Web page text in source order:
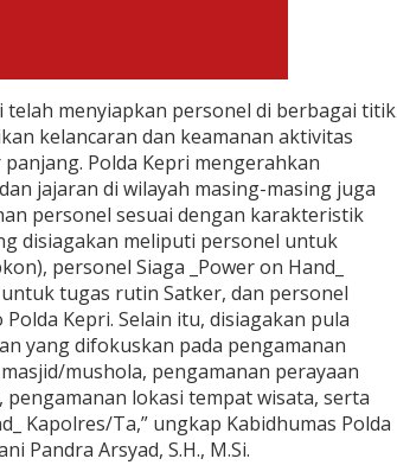
telah menyiapkan personel di berbagai titik
kelancaran dan keamanan aktivitas
Polda Kepri mengerahkan
jajaran di wilayah masing-masing juga
personel sesuai dengan karakteristik
disiagakan meliputi personel untuk
personel Siaga _Power on Hand_
tugas rutin Satker, dan personel
Kepri. Selain itu, disiagakan pula
yang difokuskan pada pengamanan
mushola, pengamanan perayaan
lokasi tempat wisata, serta
Kapolres/Ta,” ungkap Kabidhumas Polda
Pandra Arsyad, S.H., M.Si.